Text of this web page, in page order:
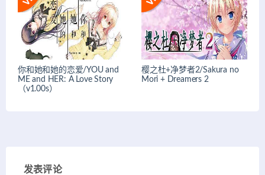
你和她和她的恋爱/YOU and
ME and HER: A Love Story
（v1.00s）
樱之杜+净梦者2/Sakura no
Mori + Dreamers 2
发表评论